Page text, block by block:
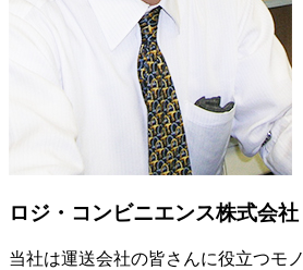
ロジ・コンビニエンス株式会
当社は運送会社の皆さんに役立つモ